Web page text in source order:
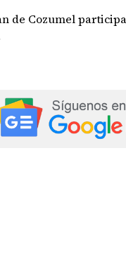
de Cozumel